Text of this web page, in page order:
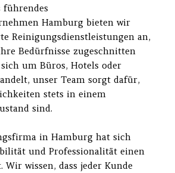
führendes
Hamburg bieten wir
Reinigungsdienstleistungen an,
Bedürfnisse zugeschnitten
sich um Büros, Hotels oder
unser Team sorgt dafür,
stets in einem
sind.
in Hamburg hat sich
und Professionalität einen
Wir wissen, dass jeder Kunde